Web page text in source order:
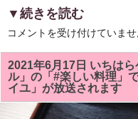
ま
た。
▼続きを読む
千
市
生
涯
学
習
セ
コメントを受け付けていませ
2021年6月17日 いちは
ル」の「#楽しい料理」
イユ」が放送されます